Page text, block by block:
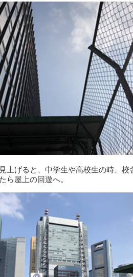
上げると、中学生や高校生の時、校
ら屋上の回遊へ。